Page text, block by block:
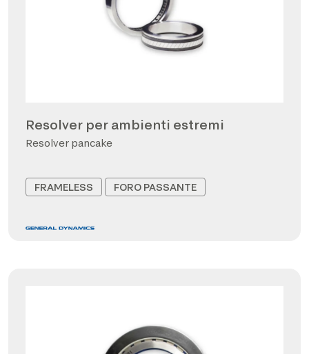
Resolver per ambienti estremi
Resolver pancake
FRAMELESS FORO PASSANTE